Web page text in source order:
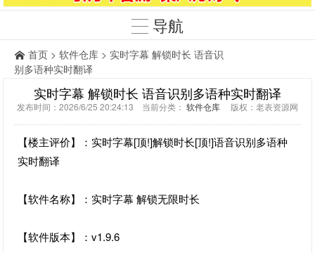
导航
首页 > 软件仓库 > 实时字幕 解锁时长 语音识
别多语种实时翻译
实时字幕 解锁时长 语音识别多语种实时翻译
发布时间：2026/6/25 20:24:13 当前分类： 软件仓库 版权：老表资源网
【楼主评价】：实时字幕[顶!]解锁时长[顶!]语音识别多语种
实时翻译
【软件名称】：实时字幕 解锁无限时长
【软件版本】：v1.9.6